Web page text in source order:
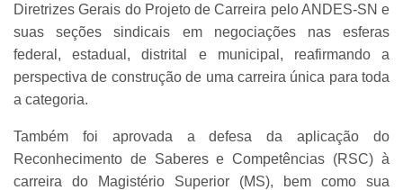
Diretrizes Gerais do Projeto de Carreira pelo ANDES-SN e
suas seções sindicais em negociações nas esferas
federal, estadual, distrital e municipal, reafirmando a
perspectiva de construção de uma carreira única para toda
a categoria.
Também foi aprovada a defesa da aplicação do
Reconhecimento de Saberes e Competências (RSC) à
carreira do Magistério Superior (MS), bem como sua